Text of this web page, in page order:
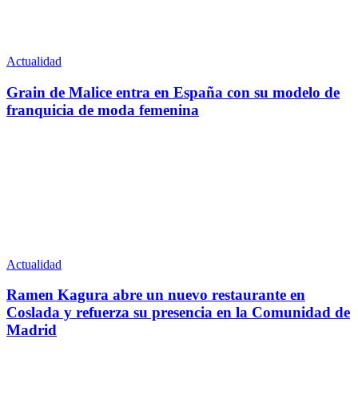
Actualidad
Grain de Malice entra en España con su modelo de
franquicia de moda femenina
Actualidad
Ramen Kagura abre un nuevo restaurante en
Coslada y refuerza su presencia en la Comunidad de
Madrid